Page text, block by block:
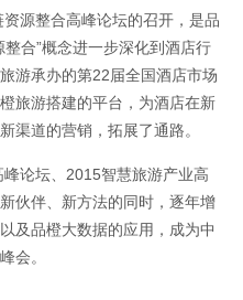
源整合高峰论坛的召开，是品
合”概念进一步深化到酒店行
游承办的第22届全国酒店市场
旅游搭建的平台，为酒店在新
渠道的营销，拓展了通路。
论坛、2015智慧旅游产业高
伙伴、新方法的同时，逐年增
及品橙大数据的应用，成为中
会。